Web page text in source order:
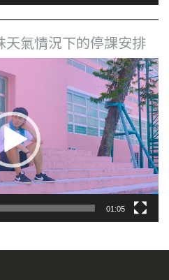
氣情況下的停課安排
01:05